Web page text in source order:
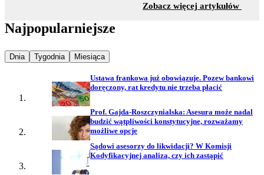
Zobacz więcej artykułów
Najpopularniejsze
Najpopularniejsze wiadomości z
Dnia Najpopularniejsze wiadomości z
Tygodnia Najpopularniejsze wiadomości z
Miesiąca
Ustawa frankowa już obowiązuje. Pozew bankowi
doręczony, rat kredytu nie trzeba płacić
Prof. Gajda-Roszczynialska: Asesura może nadal
budzić wątpliwości konstytucyjne, rozważamy
możliwe opcje
Sądowi asesorzy do likwidacji? W Komisji
Kodyfikacyjnej analiza, czy ich zastąpić